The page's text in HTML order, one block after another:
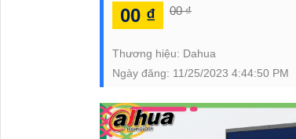
00 ₫ 00 ₫
Thương hiệu: Dahua
Ngày đăng: 11/25/2023 4:44:50 PM